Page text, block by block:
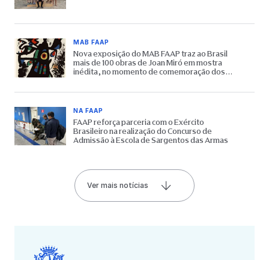
MAB FAAP
Nova exposição do MAB FAAP traz ao Brasil
mais de 100 obras de Joan Miró em mostra
inédita, no momento de comemoração dos
NA FAAP
FAAP reforça parceria com o Exército
Brasileiro na realização do Concurso de
Admissão à Escola de Sargentos das Armas
Ver mais notícias